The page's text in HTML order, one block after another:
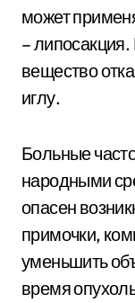
может
– липосакция.
вещество
иглу.
Больные
народными
опасен
примочки,
уменьшить
время